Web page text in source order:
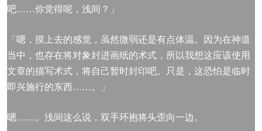
吧……你觉得呢，浅间？」
「嗯，摸上去的感觉，虽然微弱还是有点体温。因为在神道
当中，也存在将对象封进画纸的术式，所以我想这应该使用
文章的描写术式，将自己暂时封印吧。只是，这恐怕是临时
即兴施行的东西……。」
嗯……。浅间这么说，双手环抱将头歪向一边。